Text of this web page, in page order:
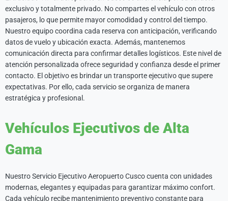
exclusivo y totalmente privado. No compartes el vehículo con otros
pasajeros, lo que permite mayor comodidad y control del tiempo.
Nuestro equipo coordina cada reserva con anticipación, verificando
datos de vuelo y ubicación exacta. Además, mantenemos
comunicación directa para confirmar detalles logísticos. Este nivel de
atención personalizada ofrece seguridad y confianza desde el primer
contacto. El objetivo es brindar un transporte ejecutivo que supere
expectativas. Por ello, cada servicio se organiza de manera
estratégica y profesional.
Vehículos Ejecutivos de Alta
Gama
Nuestro Servicio Ejecutivo Aeropuerto Cusco cuenta con unidades
modernas, elegantes y equipadas para garantizar máximo confort.
Cada vehículo recibe mantenimiento preventivo constante para